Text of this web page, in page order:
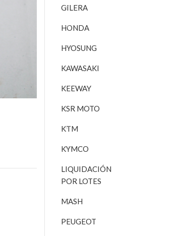
GILERA
HONDA
HYOSUNG
KAWASAKI
KEEWAY
KSR MOTO
KTM
KYMCO
LIQUIDACIÓN
POR LOTES
MASH
PEUGEOT